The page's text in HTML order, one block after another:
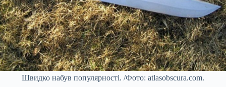
Швидко набув популярності. /Фото: atlasobscura.com.